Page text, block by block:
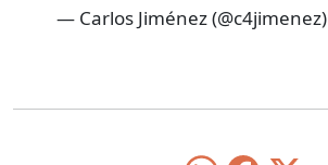
— Carlos Jiménez (@c4jimenez)